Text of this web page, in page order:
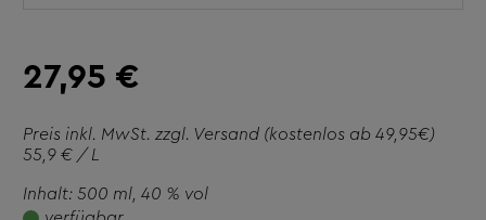
27,95 €
Preis inkl. MwSt. zzgl. Versand (kostenlos ab 49,95€)
55,9 € / L
Inhalt: 500 ml , 40 % vol